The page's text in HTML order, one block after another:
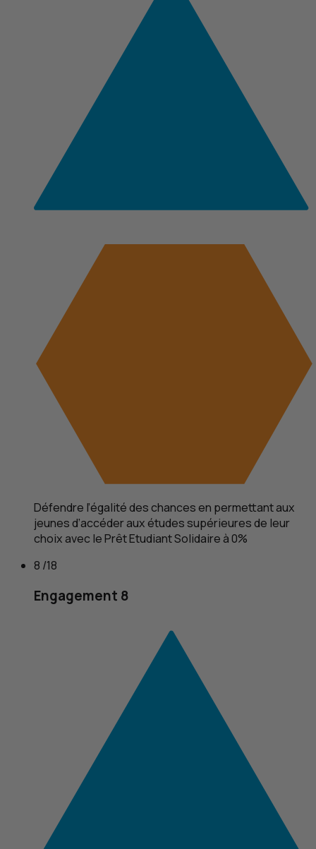
Défendre l’égalité des chances en permettant aux
jeunes d’accéder aux études supérieures de leur
choix avec le Prêt Etudiant Solidaire à 0%
8 /18
Engagement 8